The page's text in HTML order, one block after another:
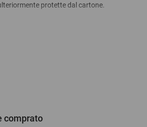
protette dal cartone.
mista possibile)
L (scatola da 1 solo 0,75 L)
comprato